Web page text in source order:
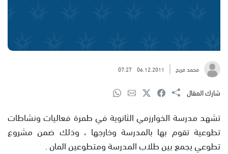
محمد مريح 06.12.2011
07:27
شارك المقال
تشهد مدرسة الخوارزمي الثانوية في طمرة فعاليات ونشاطات
تطوعية تقوم بها بالمدرسة وخارجها ، وذلك ضمن مشروع
تطوعي يجمع بين طلاب المدرسة ومتطوعين المان .